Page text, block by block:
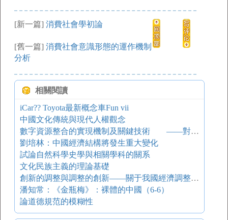
[新一篇] 消費社會學初論
[舊一篇] 消費社會意識形態的運作機制
分析
相關閱讀
iCar?? Toyota最新概念車Fun vii
中國文化傳統與現代人權觀念
數字資源整合的實現機制及關鍵技術 ——對國外數字資源整合系統的實證研究
劉培林：中國經濟結構將發生重大變化
試論自然科學史學與相關學科的關系
文化民族主義的理論基礎
創新的調整與調整的創新——關于我國經濟調整的基本分析
潘知常：《金瓶梅》：裸體的中國（6-6）
論道德規范的模糊性